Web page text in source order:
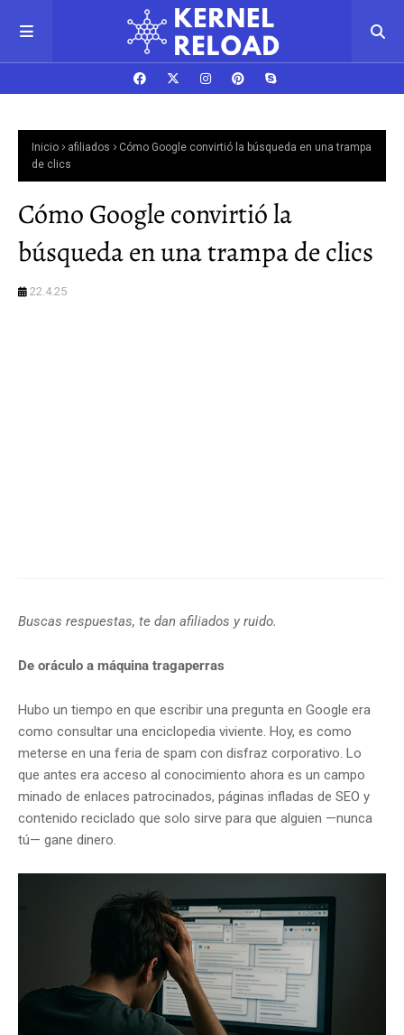
Inicio afiliados
Cómo Google convirtió la búsqueda en una trampa
de clics
Cómo Google convirtió la
búsqueda en una trampa de clics
22.4.25
Buscas respuestas, te dan afiliados y ruido.
De oráculo a máquina tragaperras
Hubo un tiempo en que escribir una pregunta en Google era
como consultar una enciclopedia viviente. Hoy, es como
meterse en una feria de spam con disfraz corporativo. Lo
que antes era acceso al conocimiento ahora es un campo
minado de enlaces patrocinados, páginas infladas de SEO y
contenido reciclado que solo sirve para que alguien —nunca
tú— gane dinero.